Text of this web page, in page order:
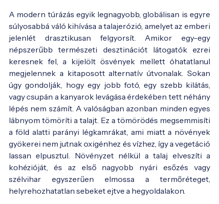
A modern túrázás egyik legnagyobb, globálisan is egyre
súlyosabbá váló kihívása a talajerózió, amelyet az emberi
jelenlét drasztikusan felgyorsít. Amikor egy-egy
népszerűbb természeti desztinációt látogatók ezrei
keresnek fel, a kijelölt ösvények mellett óhatatlanul
megjelennek a kitaposott alternatív útvonalak. Sokan
úgy gondolják, hogy egy jobb fotó, egy szebb kilátás,
vagy csupán a kanyarok levágása érdekében tett néhány
lépés nem számít. A valóságban azonban minden egyes
lábnyom tömöríti a talajt. Ez a tömörödés megsemmisíti
a föld alatti parányi légkamrákat, ami miatt a növények
gyökerei nem jutnak oxigénhez és vízhez, így a vegetáció
lassan elpusztul. Növényzet nélkül a talaj elveszíti a
kohézióját, és az első nagyobb nyári esőzés vagy
szélvihar egyszerűen elmossa a termőréteget,
helyrehozhatatlan sebeket ejtve a hegyoldalakon.